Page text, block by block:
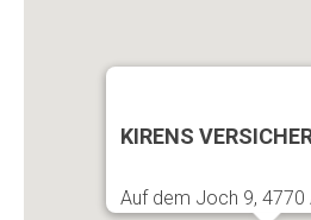
KIRENS
Auf dem Joch 9, 4770